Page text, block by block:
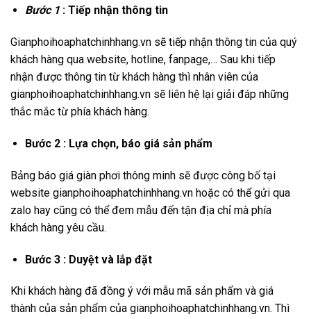
Bước 1: Tiếp nhận thông tin
Gianphoihoaphatchinhhang.vn sẽ tiếp nhận thông tin của quý
khách hàng qua website, hotline, fanpage,… Sau khi tiếp
nhận được thông tin từ khách hàng thì nhân viên của
gianphoihoaphatchinhhang.vn sẽ liên hệ lại giải đáp những
thắc mắc từ phía khách hàng.
Bước 2 : Lựa chọn, báo giá sản phẩm
Bảng báo giá giàn phơi thông minh sẽ được công bố tại
website gianphoihoaphatchinhhang.vn hoặc có thể gửi qua
zalo hay cũng có thể đem mẫu đến tận địa chỉ mà phía
khách hàng yêu cầu.
Bước 3 : Duyệt và lắp đặt
Khi khách hàng đã đồng ý với mẫu mã sản phẩm và giá
thành của sản phẩm của gianphoihoaphatchinhhang.vn. Thì